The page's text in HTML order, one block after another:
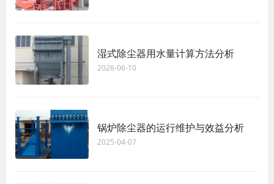
湿式除尘器用水量计算方法分析
2026-06-10
锅炉除尘器的运行维护与效益分析
2025-04-07